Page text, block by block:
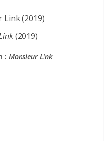
(2019)
: Monsieur Link